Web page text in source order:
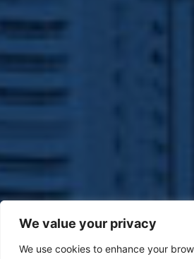
We value your privacy
We use cookies to enhance your